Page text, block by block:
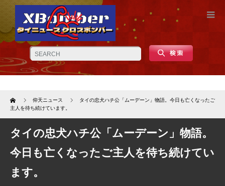
Home 仰天ニュース
タイの忠犬ハチ公「ムーデーン」物語。今日も亡くなったご
主人を待ち続けています。
タイの忠犬ハチ公「ムーデーン」物語。
今日も亡くなったご主人を待ち続けてい
ます。